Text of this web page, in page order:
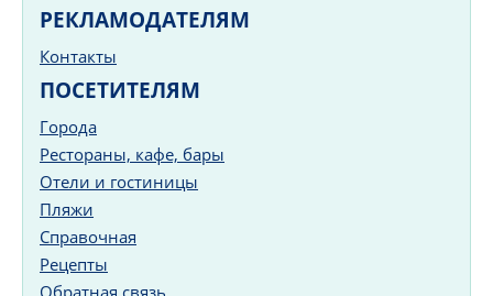
РЕКЛАМОДАТЕЛЯМ
Контакты
ПОСЕТИТЕЛЯМ
Города
Рестораны, кафе, бары
Отели и гостиницы
Пляжи
Справочная
Рецепты
Обратная связь